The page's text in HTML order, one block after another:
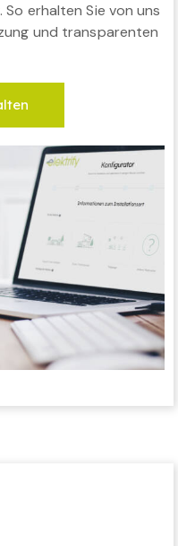
erhalten Sie von uns
und transparenten